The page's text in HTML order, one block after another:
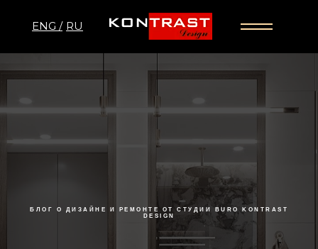
ENG / RU
БЛОГ О ДИЗАЙНЕ И РЕМОНТЕ ОТ СТУДИИ BURO KONTRAST
DESIGN